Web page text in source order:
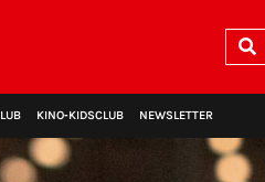
KINO‑KIDSCLUB NEWSLETTER